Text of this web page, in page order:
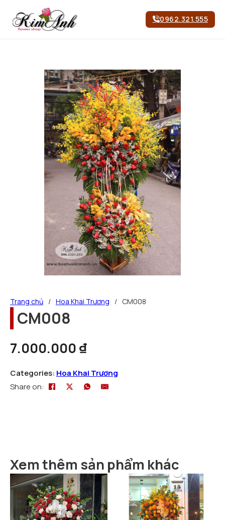
0962.321.555
Trang chủ / Hoa Khai Trương / CM008
CM008
7.000.000₫
Categories: Hoa Khai Trương
Share on:
Xem thêm sản phẩm khác